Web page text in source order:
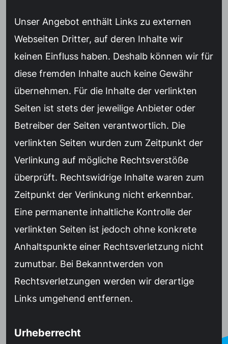
Unser Angebot enthält Links zu externen
Webseiten Dritter, auf deren Inhalte wir
keinen Einfluss haben. Deshalb können wir für
diese fremden Inhalte auch keine Gewähr
übernehmen. Für die Inhalte der verlinkten
Seiten ist stets der jeweilige Anbieter oder
Betreiber der Seiten verantwortlich. Die
verlinkten Seiten wurden zum Zeitpunkt der
Verlinkung auf mögliche Rechtsverstöße
überprüft. Rechtswidrige Inhalte waren zum
Zeitpunkt der Verlinkung nicht erkennbar.
Eine permanente inhaltliche Kontrolle der
verlinkten Seiten ist jedoch ohne konkrete
Anhaltspunkte einer Rechtsverletzung nicht
zumutbar. Bei Bekanntwerden von
Rechtsverletzungen werden wir derartige
Links umgehend entfernen.
Urheberrecht